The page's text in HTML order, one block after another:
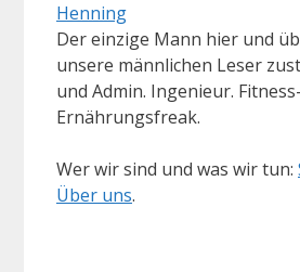
Henning
Der einzige Mann hier und
unsere männlichen Leser
und Admin. Ingenieur.
Ernährungsfreak.
Wer wir sind und was wir tun:
Über uns.